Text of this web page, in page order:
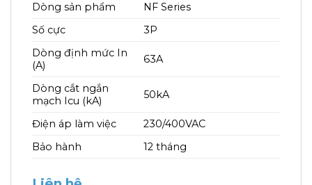
Dòng sản phẩm
NF Series
Số cực
3P
Dòng định mức In
(A)
63A
Dòng cắt ngắn
mạch Icu (kA)
50kA
Điện áp làm việc
230/400VAC
Bảo hành
12 tháng